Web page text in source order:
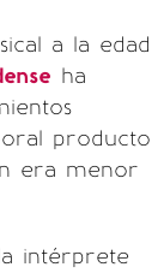
a la edad
ha
producto
era menor
intérprete